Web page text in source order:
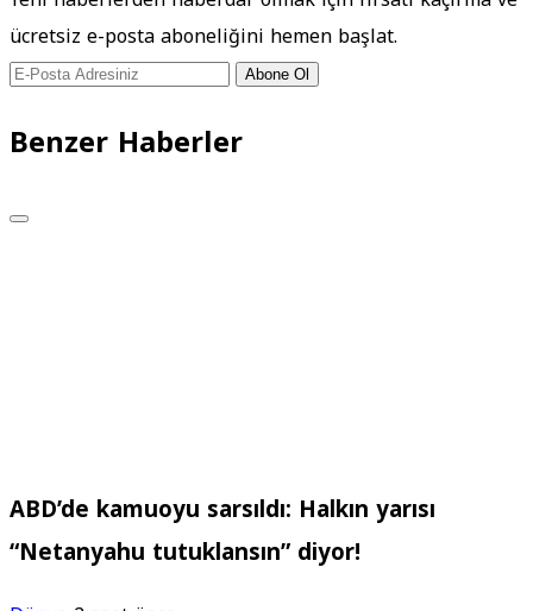
ücretsiz e-posta aboneliğini hemen başlat.
Abone Ol
Benzer Haberler
ABD’de kamuoyu sarsıldı: Halkın yarısı
“Netanyahu tutuklansın” diyor!